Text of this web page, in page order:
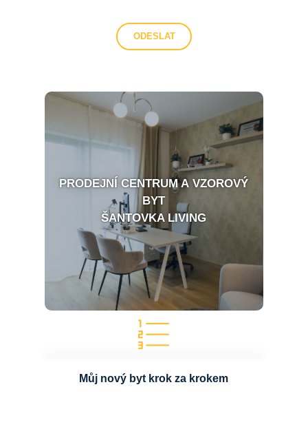
PRODEJNÍ CENTRUM A VZOROVÝ
BYT
ŠANTOVKA LIVING
Můj nový byt krok za krokem